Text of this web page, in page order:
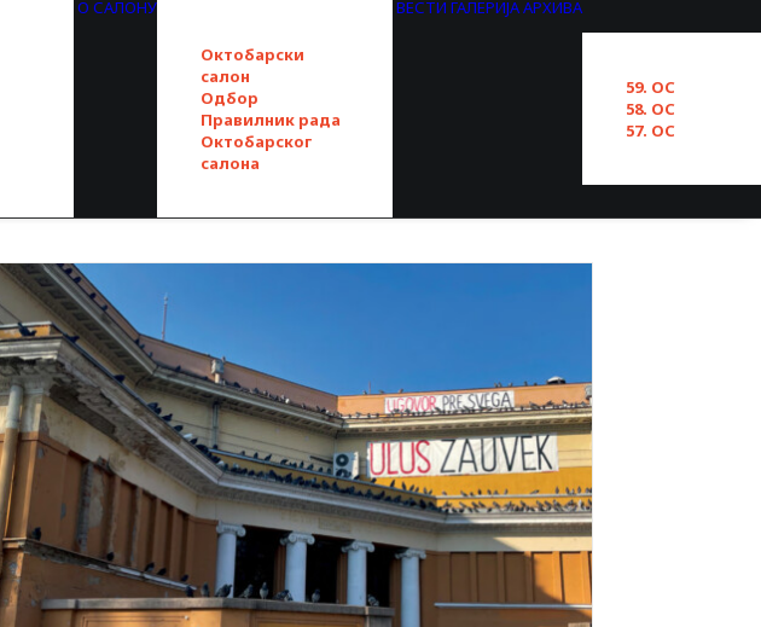
О САЛОНУ
Октобарски
салон
Одбор
Правилник рада
Октобарског
салона
ВЕСТИ ГАЛЕРИЈААРХИВА
59. ОС
58. ОС
57. ОС